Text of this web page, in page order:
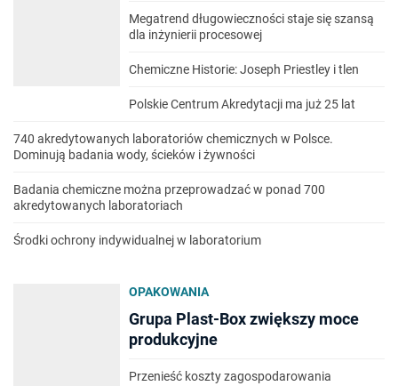
Megatrend długowieczności staje się szansą
dla inżynierii procesowej
Chemiczne Historie: Joseph Priestley i tlen
Polskie Centrum Akredytacji ma już 25 lat
740 akredytowanych laboratoriów chemicznych w Polsce.
Dominują badania wody, ścieków i żywności
Badania chemiczne można przeprowadzać w ponad 700
akredytowanych laboratoriach
Środki ochrony indywidualnej w laboratorium
OPAKOWANIA
Grupa Plast-Box zwiększy moce
produkcyjne
Przenieść koszty zagospodarowania